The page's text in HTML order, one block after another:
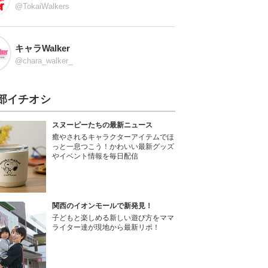
@TokaiWalkers
キャラWalker
@chara_walker_
イチオシ
スヌーピーたちの最新ニュース
癒やされるキャラクターアイテムでほ
っと一息つこう！かわいい最新グッズ
やイベント情報を毎日配信
関西のイオンモールで新発見！
子どもと楽しめる新しい遊び方をママ
ライター達が現地から最新リポ！